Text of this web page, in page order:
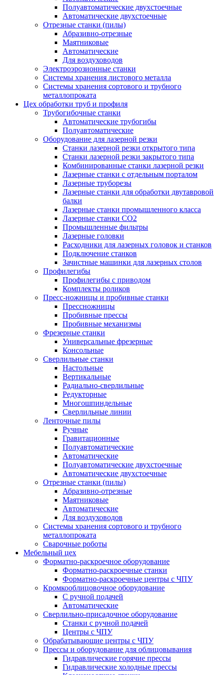
Полуавтоматические двухстоечные
Автоматические двухстоечные
Отрезные станки (пилы)
Абразивно-отрезные
Маятниковые
Автоматические
Для воздуховодов
Электроэрозионные станки
Системы хранения листового металла
Системы хранения сортового и трубного
металлопроката
Цех обработки труб и профиля
Трубогибочные станки
Автоматические трубогибы
Полуавтоматические
Оборудование для лазерной резки
Станки лазерной резки открытого типа
Станки лазерной резки закрытого типа
Комбинированные станки лазерной резки
Лазерные станки с отдельным порталом
Лазерные труборезы
Лазерные станки для обработки двутавровой
балки
Лазерные станки промышленного класса
Лазерные станки CO2
Промышленные фильтры
Лазерные головки
Расходники для лазерных головок и станков
Подключение станков
Зачистные машинки для лазерных столов
Профилегибы
Профилегибы с приводом
Комплекты роликов
Пресс-ножницы и пробивные станки
Прессножницы
Пробивные прессы
Пробивные механизмы
Фрезерные станки
Универсальные фрезерные
Консольные
Сверлильные станки
Настольные
Вертикальные
Радиально-сверлильные
Редукторные
Многошпиндельные
Сверлильные линии
Ленточные пилы
Ручные
Гравитационные
Полуавтоматические
Автоматические
Полуавтоматические двухстоечные
Автоматические двухстоечные
Отрезные станки (пилы)
Абразивно-отрезные
Маятниковые
Автоматические
Для воздуховодов
Системы хранения сортового и трубного
металлопроката
Сварочные роботы
Мебельный цех
Форматно-раскроечное оборудование
Форматно-раскроечные станки
Форматно-раскроечные центры с ЧПУ
Кромкооблицовочное оборудование
С ручной подачей
Автоматические
Сверлильно-присадочное оборудование
Станки с ручной подачей
Центры с ЧПУ
Обрабатывающие центры с ЧПУ
Прессы и оборудование для облицовывания
Гидравлические горячие прессы
Гидравлические холодные прессы